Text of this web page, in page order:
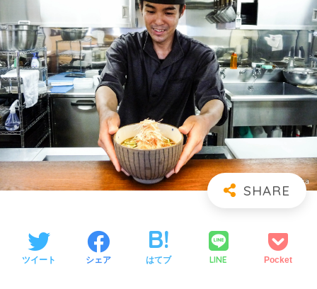
ツイート シェア はてブ LINE Pocket